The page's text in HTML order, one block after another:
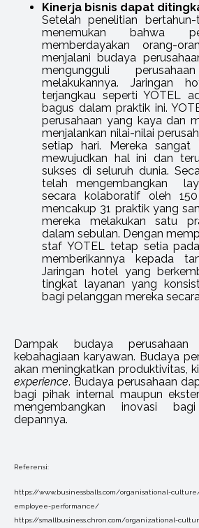
Kinerja bisnis dapat
Setelah penelitian
menemukan bahwa
memberdayakan orang-
menjalani budaya
mengungguli
melakukannya. Jaringan
terjangkau seperti YOTEL
bagus dalam praktik ini.
perusahaan yang kaya dan
menjalankan nilai-nilai
setiap hari. Mereka sangat
mewujudkan hal ini dan
sukses di seluruh dunia.
telah mengembangkan
secara kolaboratif oleh
mencakup 31 praktik yang
mereka melakukan satu
dalam sebulan. Dengan
staf YOTEL tetap setia
memberikannya kepada
Jaringan hotel yang
tingkat layanan yang
bagi pelanggan mereka
Dampak budaya
kebahagiaan karyawan. Budaya
akan meningkatkan produktivitas,
experience. Budaya perusahaan
bagi pihak internal maupun
mengembangkan inovasi
depannya.
Referensi:
https://www.businessballs.com/organisational-
employee-performance/
https://smallbusiness.chron.com/organizational-